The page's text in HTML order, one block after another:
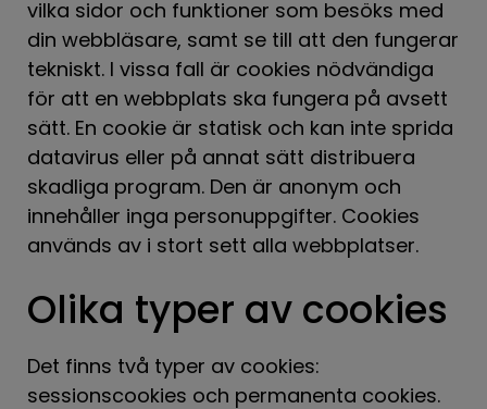
vilka sidor och funktioner som besöks med
din webbläsare, samt se till att den fungerar
tekniskt. I vissa fall är cookies nödvändiga
för att en webbplats ska fungera på avsett
sätt. En cookie är statisk och kan inte sprida
datavirus eller på annat sätt distribuera
skadliga program. Den är anonym och
innehåller inga personuppgifter. Cookies
används av i stort sett alla webbplatser.
Olika typer av cookies
Det finns två typer av cookies:
sessionscookies och permanenta cookies.